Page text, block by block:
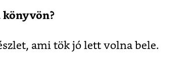
ami tök jó lett volna bele.